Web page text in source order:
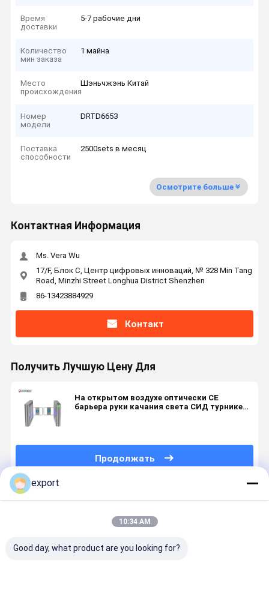
Время
доставки
5-7 рабочие дни
Количество
мин заказа
1 майна
Место
происхождения
Шэньчжэнь Китай
Номер
модели
DRTD6653
Поставка
способности
2500sets в месяц
Осмотрите больше
Контактная Информация
Ms. Vera Wu
17/F, Блок C, Центр цифровых инноваций, № 328 Min Tang
Road, Minzhi Street Longhua District Shenzhen
86-13423884929
Контакт
Получить Лучшую Цену Для
На открытом воздухе оптически CE
барьера руки качания света СИД турникета
Продолжать
Порекомендованные Продукты
export
10:34 AM
Good day, what product are you looking for?